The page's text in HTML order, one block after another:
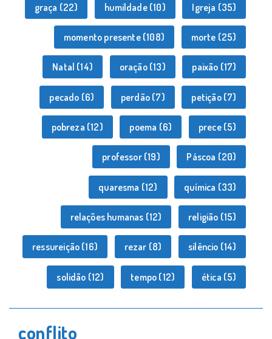
graça (22) humildade(10) Igreja (35)
momento presente(108) morte (25)
Natal (14) oração(13) paixão (17)
pecado (6) perdão(7) petição(7)
pobreza (12) poema (6) prece(5)
professor(19) Páscoa (20)
quaresma (12) química (33)
relações humanas (12) religião (15)
ressureição (16) rezar (8) silêncio (14)
solidão (12) tempo (12) ética (5)
conflito